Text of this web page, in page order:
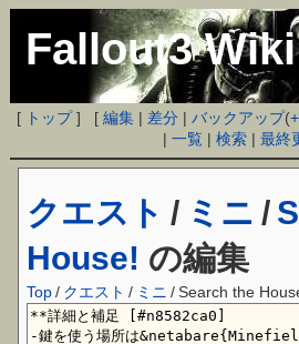
Fallout3
[ トップ] [編集 | 差分 |バックアップ(+
|一覧 |検索 |最終
クエスト / ミニ /
House! の編集
Top / クエスト / ミニ / Search the